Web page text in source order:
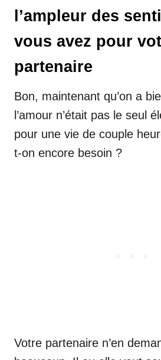
l’ampleur des
vous avez pour
partenaire
Bon, maintenant qu’on a
l’amour n’était pas le seul
pour une vie de couple
t-on encore besoin ?
Votre partenaire n’en